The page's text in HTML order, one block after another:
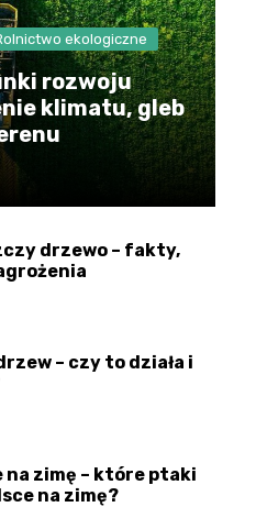
ekologiczne
rozwoju
klimatu, gleb
drzewo – fakty,
– czy to działa i
zimę – które ptaki
na zimę?